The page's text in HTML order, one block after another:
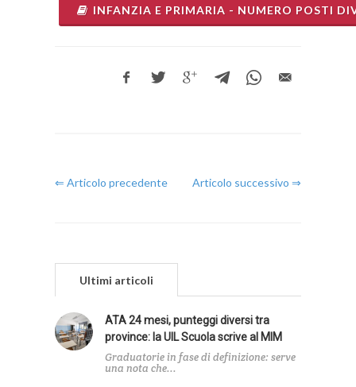
INFANZIA E PRIMARIA - NUMERO POSTI
⇐ Articolo precedente Articolo successivo ⇒
Ultimi articoli
ATA 24 mesi, punteggi diversi tra
province: la UIL Scuola scrive al MIM
Graduatorie in fase di definizione: serve
una nota che...